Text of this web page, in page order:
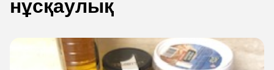
нұсқаулық